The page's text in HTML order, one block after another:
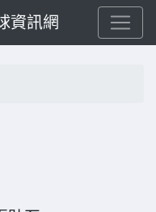
資訊網